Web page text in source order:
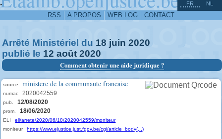
-
RSS A PROPOS WEB LOG CONTACT
FR NL
Arrêté Ministériel du 18 juin 2020
publié le 12 août 2020
Comment obtenir une aide juridique ?
source ministere de la communaute francaise
numac 2020042559
pub. 12/08/2020
prom. 18/06/2020
ELI
eli/arrete/2020/06/18/2020042559/moniteur
moniteur
https://www.ejustice.just.fgov.be/cgi/article_body(...)
^